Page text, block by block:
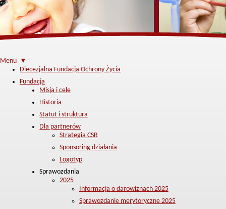
Menu ▼
Diecezjalna Fundacja Ochrony Życia
Fundacja
Misja i cele
Historia
Statut i struktura
Dla partnerów
Strategia CSR
Sponsoring działania
Logotyp
Sprawozdania
2025
Informacja o darowiznach 2025
Sprawozdanie merytoryczne 2025